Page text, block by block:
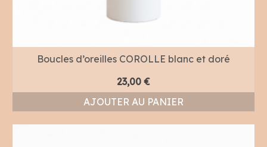
Boucles d’oreilles COROLLE blanc et doré
23,00 €
AJOUTER AU PANIER